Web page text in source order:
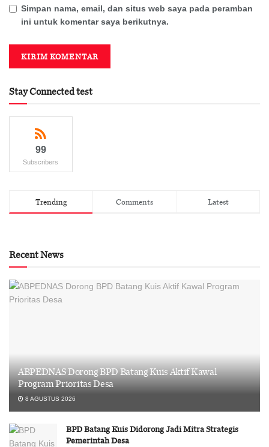
Simpan nama, email, dan situs web saya pada peramban
ini untuk komentar saya berikutnya.
Stay Connected test
99
Subscribers
Trending Comments Latest
Recent News
ABPEDNAS Dorong BPD Batang Kuis Aktif Kawal
Program Prioritas Desa
8 AGUSTUS 2026
BPD Batang Kuis Didorong Jadi Mitra Strategis
Pemerintah Desa